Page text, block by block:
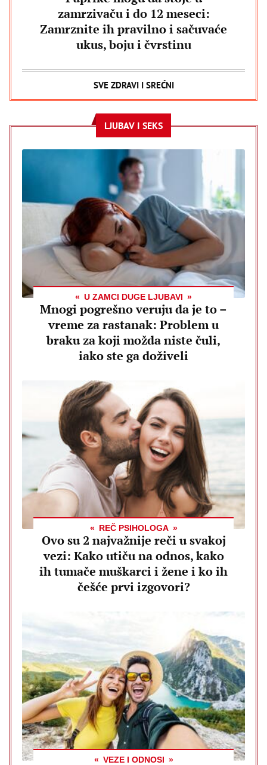
zamrzivaču i do 12 meseci:
Zamrznite ih pravilno i sačuvaće
ukus, boju i čvrstinu
SVE ZDRAVI I SREĆNI
LJUBAV I SEKS
U ZAMCI DUGE LJUBAVI
Mnogi pogrešno veruju da je to –
vreme za rastanak: Problem u
braku za koji možda niste čuli,
iako ste ga doživeli
REČ PSIHOLOGA
Ovo su 2 najvažnije reči u svakoj
vezi: Kako utiču na odnos, kako
ih tumače muškarci i žene i ko ih
češće prvi izgovori?
VEZE I ODNOSI